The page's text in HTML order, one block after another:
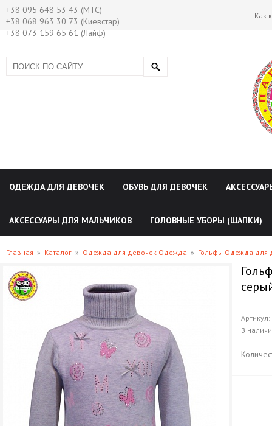
+38 095 648 53 43 (МТС)
+38 068 963 30 73 (Киевстар)
+38 073 159 65 61 (Лайф)
Как
ОДЕЖДА ДЛЯ ДЕВОЧЕК ОБУВЬ ДЛЯ ДЕВОЧЕК
АКСЕССУАРЫ ДЛЯ МАЛЬЧИКОВ ГОЛОВНЫЕ УБОРЫ (ШАПКИ)
Главная » Каталог » Одежда для девочек Одежда » Гольфы Одежда для
Артикул:
В